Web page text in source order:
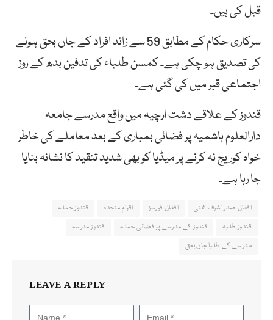
قبل کی ہیں۔
سرکاری حکام کے مطابق 59 سے زائد افراد کے جاں بحق ہونے
کی تصدیق ہو چکی ہے۔ کمسن طلباء کی تدفین بدھ کے روز
اجتماعی قبر میں کی گئی ہے۔
قندوز کے علاقے دشت ارچیہ میں واقع مدرسے جامعہ
دارالعلوم ہاشمیہ پر فضائی بمباری کے بعد معاملے کی خاطر
خواہ کوریج نہ کرنے پر میڈیا کو بھی شدید تنقید کا نشانہ بنایا
جا رہا ہے۔
افغان صدر اشرف غنی افغان فورسز اقوام متحدہ
قندوز حملہ
قندوز طلبہ
قندوز کے مدرسے پر فضائی حملہ
قندوز مدرسہ
مدرسے کے طلبا جاں بحق
LEAVE A REPLY